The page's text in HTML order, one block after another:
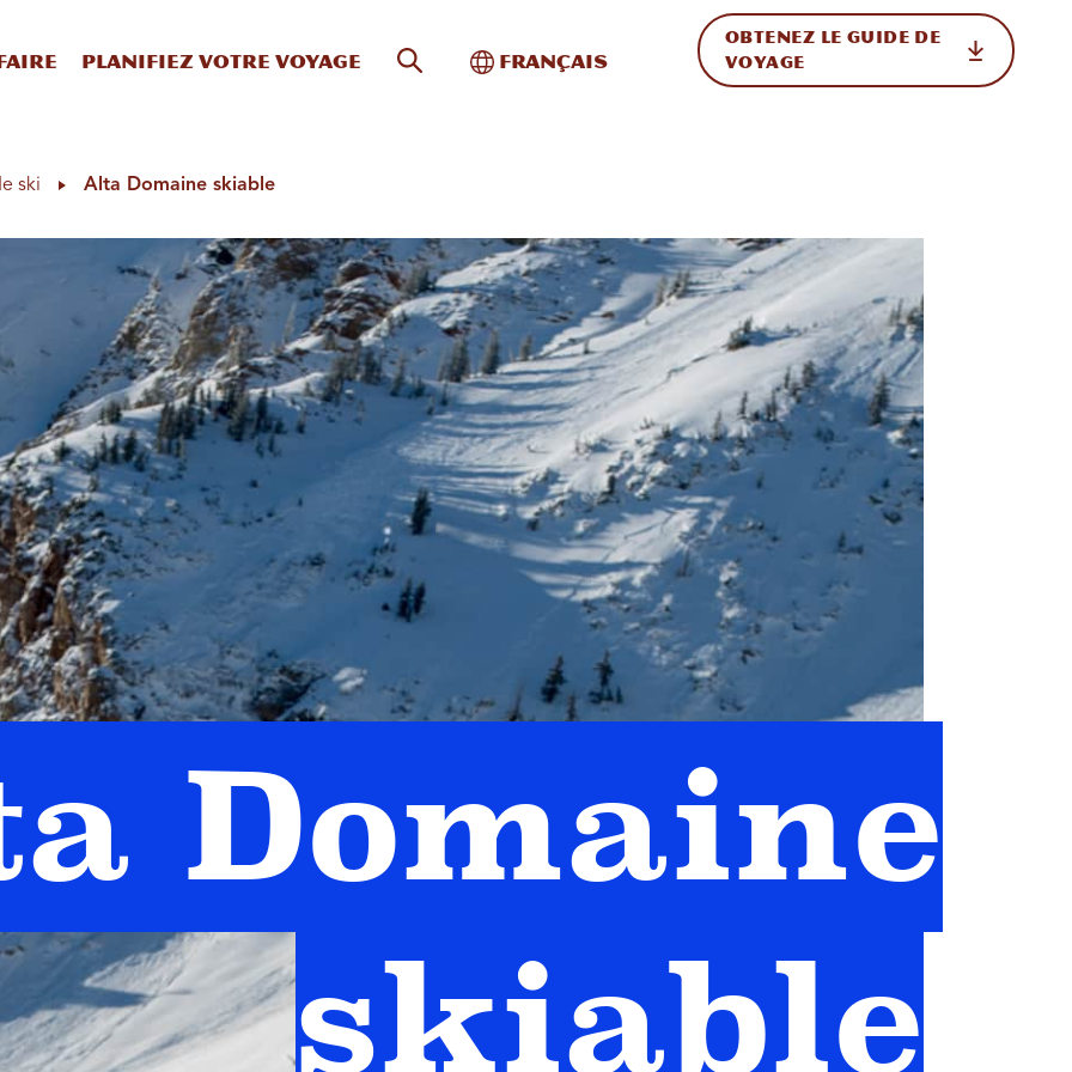
Planifiez votre voyage Recherche sur le site
Basculer vers l'international
Français
OBTENEZ LE GUIDE DE
VOYAGE
ski Alta Domaine skiable
Domaine
skiable